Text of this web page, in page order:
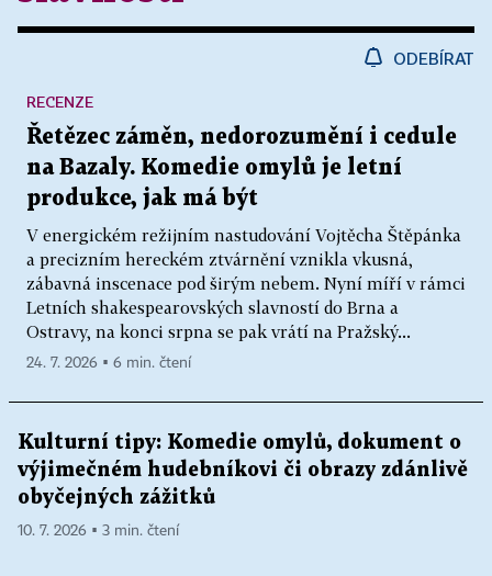
ODEBÍRAT
Řetězec záměn, nedorozumění i cedule
na Bazaly. Komedie omylů je letní
produkce, jak má být
V energickém režijním nastudování Vojtěcha Štěpánka
a precizním hereckém ztvárnění vznikla vkusná,
zábavná inscenace pod širým nebem. Nyní míří v rámci
Letních shakespearovských slavností do Brna a
Ostravy, na konci srpna se pak vrátí na Pražský...
RECENZE
24. 7. 2026 ▪ 6 min. čtení
Kulturní tipy: Komedie omylů, dokument o
výjimečném hudebníkovi či obrazy zdánlivě
obyčejných zážitků
10. 7. 2026 ▪ 3 min. čtení